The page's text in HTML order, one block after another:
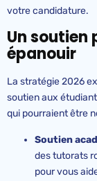
votre candidature.
Un soutien
épanouir
La stratégie 2026
soutien aux
qui pourraient être
Soutien
des tutorats
pour vous